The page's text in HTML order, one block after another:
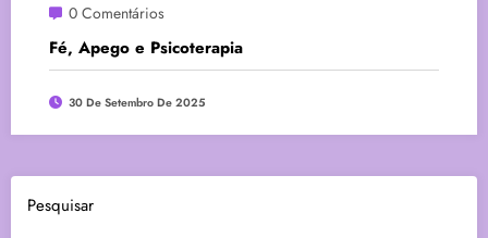
0 Comentários
Fé, Apego e Psicoterapia
30 De Setembro De 2025
Pesquisar